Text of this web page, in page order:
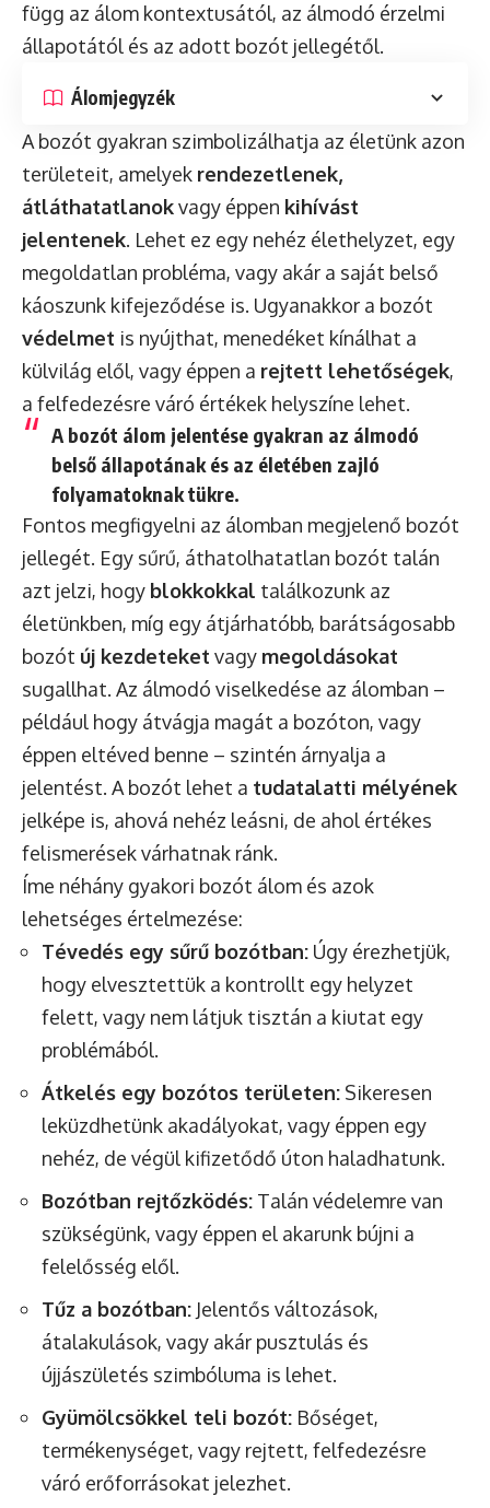
függ az álom kontextusától, az álmodó érzelmi
állapotától és az adott bozót jellegétől.
Álomjegyzék
A bozót gyakran szimbolizálhatja az életünk azon
területeit, amelyek rendezetlenek,
átláthatatlanokvagy éppen kihívást
jelentenek. Lehet ez egy nehéz élethelyzet, egy
megoldatlan probléma, vagy akár a saját belső
káoszunk kifejeződése is. Ugyanakkor a bozót
védelmet is nyújthat, menedéket kínálhat a
külvilág elől, vagy éppen a rejtett lehetőségek,
a felfedezésre váró értékek helyszíne lehet.
A bozót álom jelentése gyakran az álmodó
belső állapotának és az életében zajló
folyamatoknak tükre.
Fontos megfigyelni az álomban megjelenő bozót
jellegét. Egy sűrű, áthatolhatatlan bozót talán
azt jelzi, hogy blokkokkal találkozunk az
életünkben, míg egy átjárhatóbb, barátságosabb
bozót új kezdeteket vagy megoldásokat
sugallhat. Az álmodó viselkedése az álomban –
például hogy átvágja magát a bozóton, vagy
éppen eltéved benne – szintén árnyalja a
jelentést. A bozót lehet a tudatalatti mélyének
jelképe is, ahová nehéz leásni, de ahol értékes
felismerések várhatnak ránk.
Íme néhány gyakori bozót álom és azok
lehetséges értelmezése:
Tévedés egy sűrű bozótban: Úgy érezhetjük,
hogy elvesztettük a kontrollt egy helyzet
felett, vagy nem látjuk tisztán a kiutat egy
problémából.
Átkelés egy bozótos területen: Sikeresen
leküzdhetünk akadályokat, vagy éppen egy
nehéz, de végül kifizetődő úton haladhatunk.
Bozótban rejtőzködés: Talán védelemre van
szükségünk, vagy éppen el akarunk bújni a
felelősség elől.
Tűz a bozótban: Jelentős változások,
átalakulások, vagy akár pusztulás és
újjászületés szimbóluma is lehet.
Gyümölcsökkel teli bozót: Bőséget,
termékenységet, vagy rejtett, felfedezésre
váró erőforrásokat jelezhet.